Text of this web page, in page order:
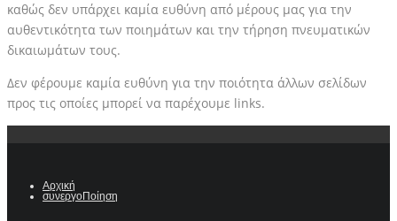
καθώς δεν υπάρχει καμία ευθύνη από μέρους μας για την
αυθεντικότητα των ποιημάτων και την τήρηση πνευματικών
δικαιωμάτων τους.
Δεν φέρουμε καμία ευθύνη για την ποιότητα άλλων σελίδων
προς τις οποίες μπορεί να παρέχουμε links.
Αρχική
συνεργοΠοίηση